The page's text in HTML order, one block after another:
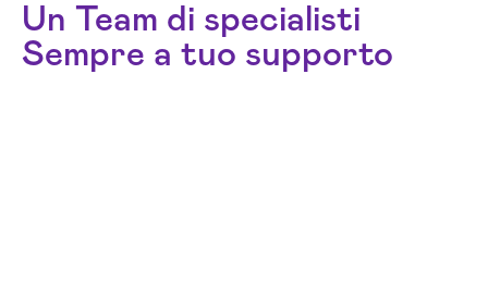
Un Team di specialisti
Sempre a tuo supporto